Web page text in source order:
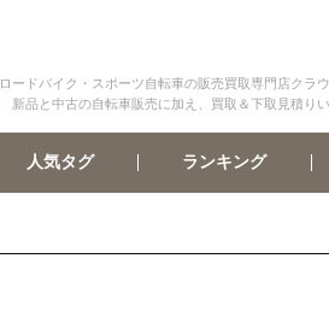
ロードバイク・スポーツ自転車の販売買取専門店クラ
新品と中古の自転車販売に加え、買取＆下取見積りい
人気タグ ランキング